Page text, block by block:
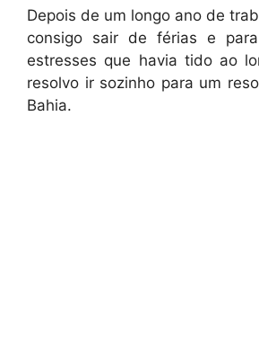
Depois de um longo ano de
consigo sair de férias e
estresses que havia tido ao
resolvo ir sozinho para um
Bahia.